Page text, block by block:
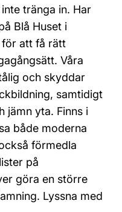
tränga in. Har
Blå Huset i
för att få rätt
Våra
och skyddar
samtidigt
jämn yta. Finns i
både moderna
förmedla
på
göra en större
Lyssna med